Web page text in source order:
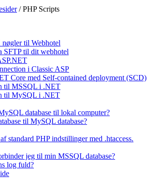
/PHP Scripts
nøgler til Webhotel
SFTP til dit webhotel
i Classic ASP
Core med Self-contained deployment (SCD)
til MSSQL i .NET
til MySQL i .NET
database til lokal computer?
til MySQL database?
standard PHP indstillinger med .htaccess.
jeg til min MSSQL database?
log fuld?